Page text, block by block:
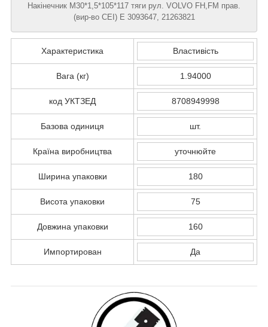
Накінечник М30*1,5*105*117 тяги рул. VOLVO FH,FM прав.
(вир-во CEI) Е 3093647, 21263821
Характеристика Властивість
Вага (кг) 1.94000
код УКТЗЕД 8708949998
Базова одиниця шт.
Країна виробництва уточнюйте
Ширина упаковки 180
Висота упаковки 75
Довжина упаковки 160
Импортирован Да